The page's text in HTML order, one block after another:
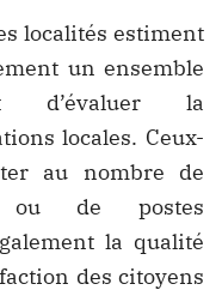
localités estiment
un ensemble
d’évaluer la
locales. Ceux-
au nombre de
ou de postes
la qualité
des citoyens